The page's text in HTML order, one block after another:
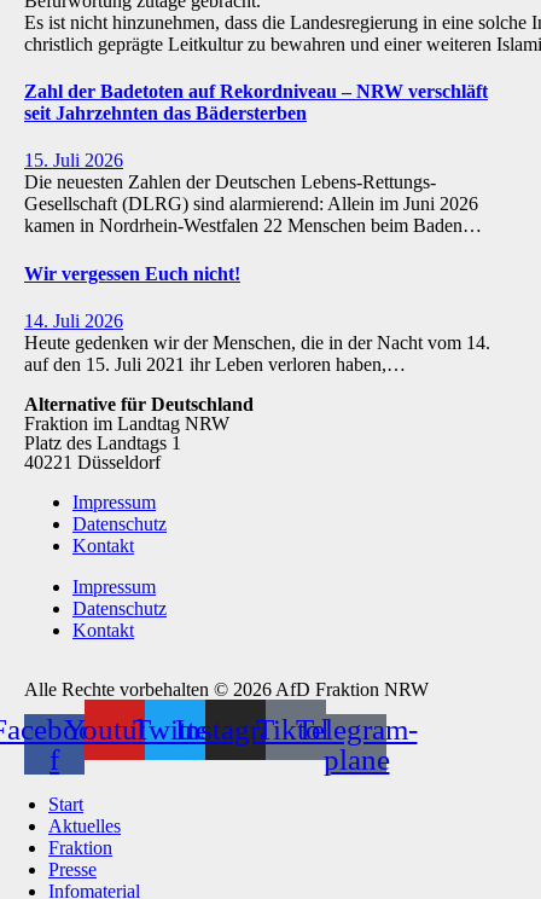
Es ist nicht hinzunehmen, dass die Landesregierung in eine
christlich geprägte Leitkultur zu bewahren und einer weiteren
Zahl der Badetoten auf Rekordniveau – NRW verschläft
seit Jahrzehnten das Bädersterben
15. Juli 2026
Die neuesten Zahlen der Deutschen Lebens-Rettungs-
Gesellschaft (DLRG) sind alarmierend: Allein im Juni 2026
kamen in Nordrhein-Westfalen 22 Menschen beim Baden…
Wir vergessen Euch nicht!
14. Juli 2026
Heute gedenken wir der Menschen, die in der Nacht vom 14.
auf den 15. Juli 2021 ihr Leben verloren haben,…
Alternative für Deutschland
Fraktion im Landtag NRW
Platz des Landtags 1
40221 Düsseldorf
Impressum
Datenschutz
Kontakt
Impressum
Datenschutz
Kontakt
Alle Rechte vorbehalten © 2026 AfD Fraktion NRW
f
YoutubeTwitterInstagramTiktokTelegram-
plane
Start
Aktuelles
Fraktion
Presse
Infomaterial